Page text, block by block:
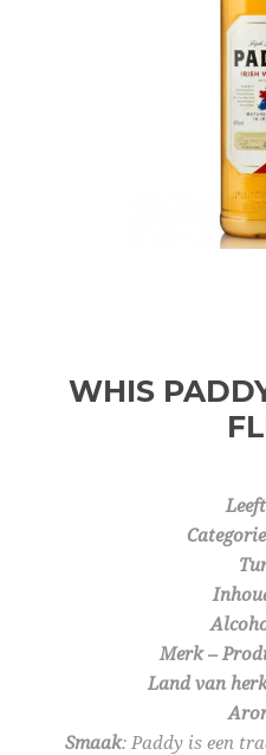
WHIS
Merk –
Land van
Smaak: Paddy is een